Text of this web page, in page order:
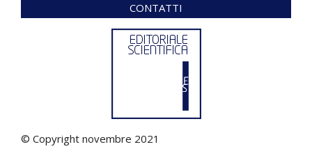
CONTATTI
© Copyright novembre 2021